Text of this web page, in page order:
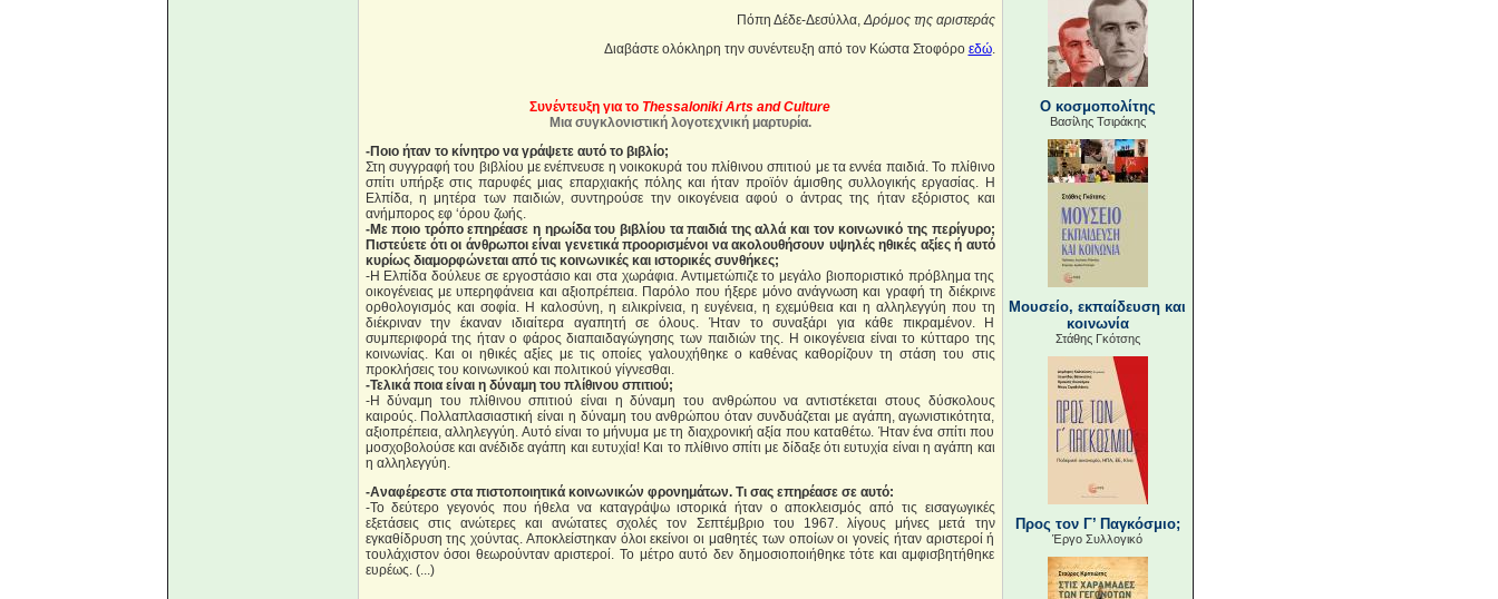
Πόπη Δέδε-Δεσύλλα,Δρόμος της αριστεράς
Διαβάστε ολόκληρη την συνέντευξη από τον Κώστα Στοφόρο εδώ.
Συνέντευξη για το Τhessaloniki Arts and Culture
Μια συγκλονιστική λογοτεχνική μαρτυρία.
-Ποιο ήταν το κίνητρο να γράψετε αυτό το βιβλίο;
Στη συγγραφή του βιβλίου με ενέπνευσε η νοικοκυρά του πλίθινου σπιτιού με τα εννέα παιδιά. Το πλίθινο
σπίτι υπήρξε στις παρυφές μιας επαρχιακής πόλης και ήταν προϊόν άμισθης συλλογικής εργασίας. Η
Ελπίδα, η μητέρα των παιδιών, συντηρούσε την οικογένεια αφού ο άντρας της ήταν εξόριστος και
ανήμπορος εφ ‘όρου ζωής.
-Με ποιο τρόπο επηρέασε η ηρωίδα του βιβλίου τα παιδιά της αλλά και τον κοινωνικό της περίγυρο;
Πιστεύετε ότι οι άνθρωποι είναι γενετικά προορισμένοι να ακολουθήσουν υψηλές ηθικές αξίες ή αυτό
κυρίως διαμορφώνεται από τις κοινωνικές και ιστορικές συνθήκες;
-Η Ελπίδα δούλευε σε εργοστάσιο και στα χωράφια. Αντιμετώπιζε το μεγάλο βιοποριστικό πρόβλημα της
οικογένειας με υπερηφάνεια και αξιοπρέπεια. Παρόλο που ήξερε μόνο ανάγνωση και γραφή τη διέκρινε
ορθολογισμός και σοφία. Η καλοσύνη, η ειλικρίνεια, η ευγένεια, η εχεμύθεια και η αλληλεγγύη που τη
διέκριναν την έκαναν ιδιαίτερα αγαπητή σε όλους. Ήταν το συναξάρι για κάθε πικραμένον. Η
συμπεριφορά της ήταν ο φάρος διαπαιδαγώγησης των παιδιών της. Η οικογένεια είναι το κύτταρο της
κοινωνίας. Και οι ηθικές αξίες με τις οποίες γαλουχήθηκε ο καθένας καθορίζουν τη στάση του στις
προκλήσεις του κοινωνικού και πολιτικού γίγνεσθαι.
-Τελικά ποια είναι η δύναμη του πλίθινου σπιτιού;
-Η δύναμη του πλίθινου σπιτιού είναι η δύναμη του ανθρώπου να αντιστέκεται στους δύσκολους
καιρούς. Πολλαπλασιαστική είναι η δύναμη του ανθρώπου όταν συνδυάζεται με αγάπη, αγωνιστικότητα,
αξιοπρέπεια, αλληλεγγύη. Αυτό είναι το μήνυμα με τη διαχρονική αξία που καταθέτω. Ήταν ένα σπίτι που
μοσχοβολούσε και ανέδιδε αγάπη και ευτυχία! Και το πλίθινο σπίτι με δίδαξε ότι ευτυχία είναι η αγάπη και
η αλληλεγγύη.
-Αναφέρεστε στα πιστοποιητικά κοινωνικών φρονημάτων. Τι σας επηρέασε σε αυτό:
-Το δεύτερο γεγονός που ήθελα να καταγράψω ιστορικά ήταν ο αποκλεισμός από τις εισαγωγικές
εξετάσεις στις ανώτερες και ανώτατες σχολές τον Σεπτέμβριο του 1967. λίγους μήνες μετά την
εγκαθίδρυση της χούντας. Αποκλείστηκαν όλοι εκείνοι οι μαθητές των οποίων οι γονείς ήταν αριστεροί ή
τουλάχιστον όσοι θεωρούνταν αριστεροί. Το μέτρο αυτό δεν δημοσιοποιήθηκε τότε και αμφισβητήθηκε
ευρέως. (...)
Ο κοσμοπολίτης
Βασίλης Τσιράκης
Μουσείο, εκπαίδευση και
κοινωνία
Στάθης Γκότσης
Προς τον Γ’ Παγκόσμιο;
Έργο Συλλογικό